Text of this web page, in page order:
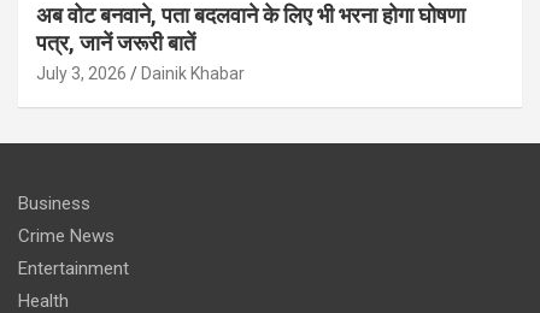
अब वोट बनवाने, पता बदलवाने के लिए भी भरना होगा घोषणा
पत्र, जानें जरूरी बातें
July 3, 2026 Dainik Khabar
Business
Crime News
Entertainment
Health